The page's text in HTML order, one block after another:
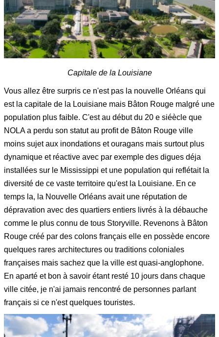
Capitale de la Louisiane
Vous allez être surpris ce n'est pas la nouvelle Orléans qui
est la capitale de la Louisiane mais Bâton Rouge malgré une
population plus faible. C'est au début du 20 e siéècle que
NOLA a perdu son statut au profit de Bâton Rouge ville
moins sujet aux inondations et ouragans mais surtout plus
dynamique et réactive avec par exemple des digues déja
installées sur le Mississippi et une population qui reflétait la
diversité de ce vaste territoire qu'est la Louisiane. En ce
temps la, la Nouvelle Orléans avait une réputation de
dépravation avec des quartiers entiers livrés à la débauche
comme le plus connu de tous Storyville. Revenons à Bâton
Rouge créé par des colons français elle en possède encore
quelques rares architectures ou traditions coloniales
françaises mais sachez que la ville est quasi-anglophone.
En aparté et bon à savoir étant resté 10 jours dans chaque
ville citée, je n'ai jamais rencontré de personnes parlant
français si ce n'est quelques touristes.